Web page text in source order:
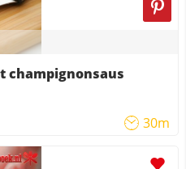
champignonsaus
30m